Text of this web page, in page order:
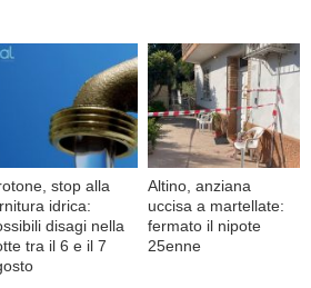
stop alla
idrica:
disagi nella
tra il 6 e il 7
Altino, anziana
uccisa a martellate:
fermato il nipote
25enne